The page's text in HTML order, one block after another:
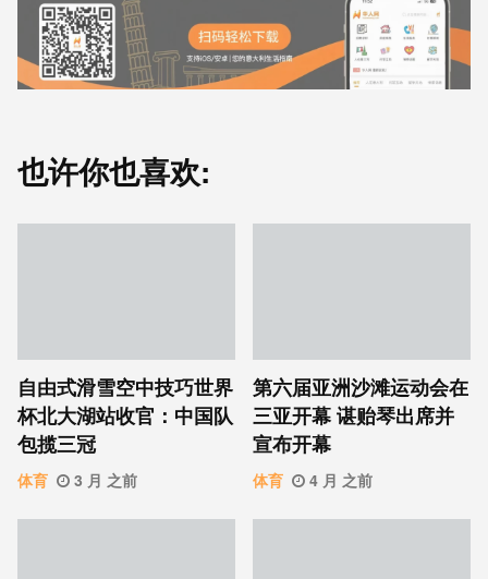
也许你也喜欢:
自由式滑雪空中技巧世界
杯北大湖站收官：中国队
包揽三冠
体育 3 月 之前
第六届亚洲沙滩运动会在
三亚开幕 谌贻琴出席并
宣布开幕
体育 4 月 之前